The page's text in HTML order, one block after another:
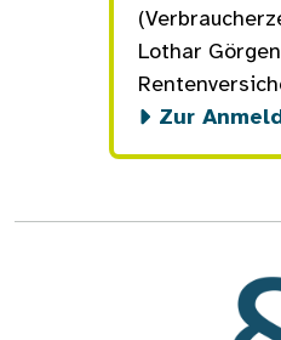
Lothar
Zur